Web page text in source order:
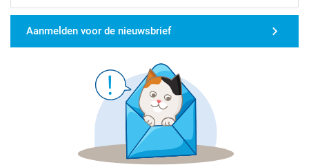
Aanmelden voor de nieuwsbrief